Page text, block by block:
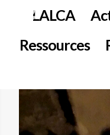
LALCA
Ressources